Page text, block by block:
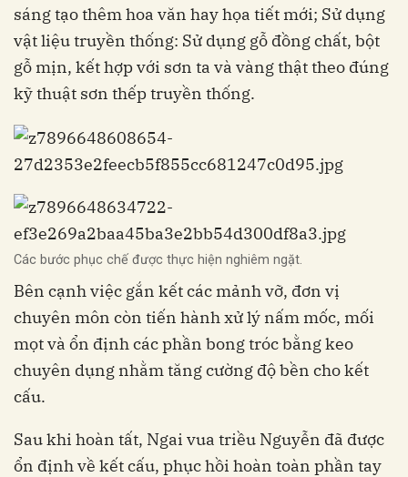
sáng tạo thêm hoa văn hay họa tiết mới; Sử dụng
vật liệu truyền thống: Sử dụng gỗ đồng chất, bột
gỗ mịn, kết hợp với sơn ta và vàng thật theo đúng
kỹ thuật sơn thếp truyền thống.
Các bước phục chế được thực hiện nghiêm ngặt.
Bên cạnh việc gắn kết các mảnh vỡ, đơn vị
chuyên môn còn tiến hành xử lý nấm mốc, mối
mọt và ổn định các phần bong tróc bằng keo
chuyên dụng nhằm tăng cường độ bền cho kết
cấu.
Sau khi hoàn tất, Ngai vua triều Nguyễn đã được
ổn định về kết cấu, phục hồi hoàn toàn phần tay